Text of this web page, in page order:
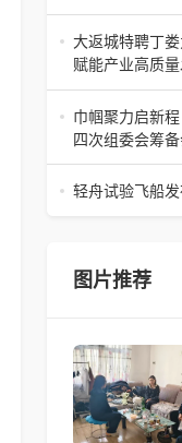
“深海极鲜，至
蓝鳍金枪鱼开
日，江苏省苏
大返城特聘丁
赋能产业高质
2026年4月16
隆重举行签约
席战略规划师
巾帼聚力启新
四次组委会筹
巾帼聚力启新
四次组委会筹
轻舟试验飞船
图片推荐